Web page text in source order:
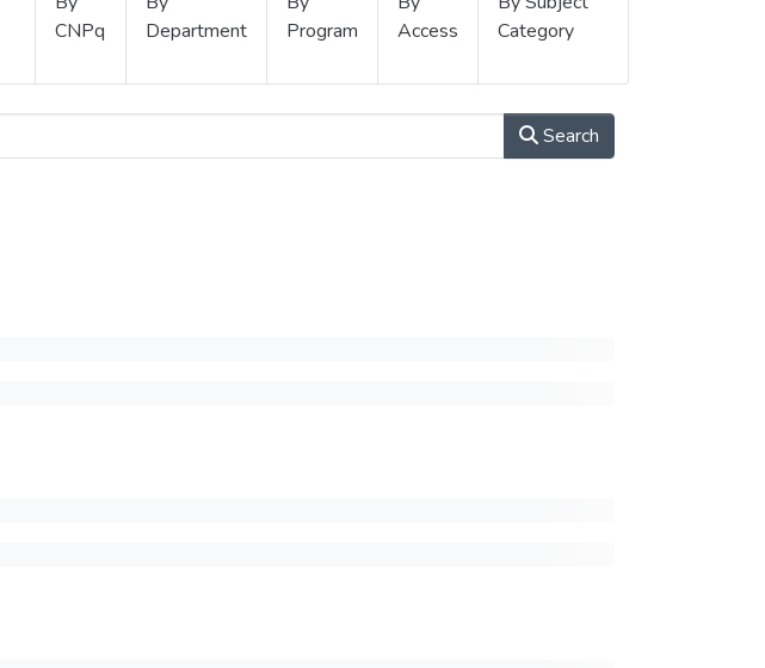
CNPq
Department
Program
Access
Category
Search